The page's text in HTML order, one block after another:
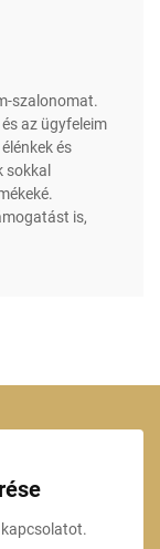
szalonomat.
az ügyfeleim
és
sokkal
is,